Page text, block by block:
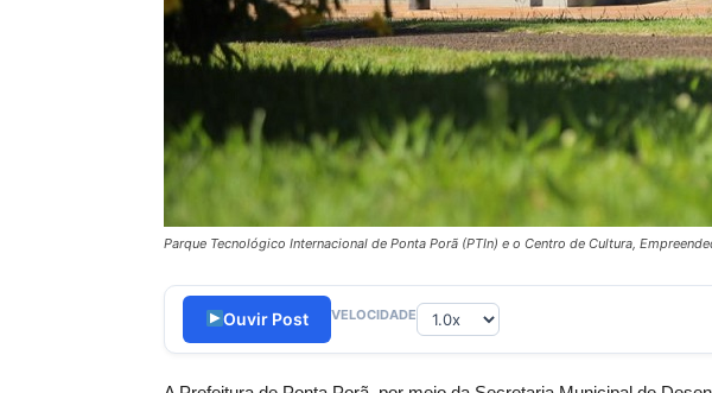
Parque Tecnológico Internacional de Ponta Porã (PTIn) e o Centro de Cultura,
Ouvir Post VELOCIDADE